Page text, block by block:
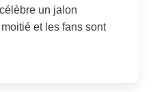
un jalon
et les fans sont